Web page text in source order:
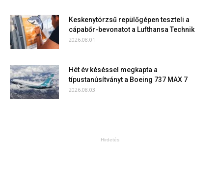
Keskenytörzsű repülőgépen teszteli a
cápabőr-bevonatot a Lufthansa Technik
2026.08.01.
Hét év késéssel megkapta a
típustanúsítványt a Boeing 737 MAX 7
2026.08.03.
Hirdetés